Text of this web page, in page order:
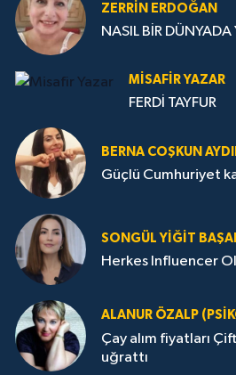
ZERRIN ERDOĞAN
NASIL BİR DÜNYADA
MISAFIR YAZAR
FERDİ TAYFUR
BERNA COŞKUN
Güçlü Cumhuriyet
SONGÜL YIĞIT
Herkes Influencer
ALANUR ÖZALP
Çay alım fiyatları
uğrattı